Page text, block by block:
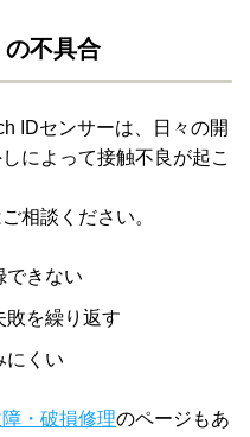
不具合
IDセンサーは、日々の開
によって接触不良が起こ
相談ください。
できない
敗を繰り返す
にくい
・破損修理のページもあ